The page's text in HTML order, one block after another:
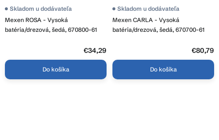
Mexen ROSA - Vysoká
batéria/drezová, šedá, 670800-61
Priemerné
produktu
je
Skladom u dodávateľa
€34,29
Do košíka
Mexen CARLA - Vysoká
batéria/drezová, šedá, 670700-61
Skladom u dodávateľa
€80,79
Do košíka